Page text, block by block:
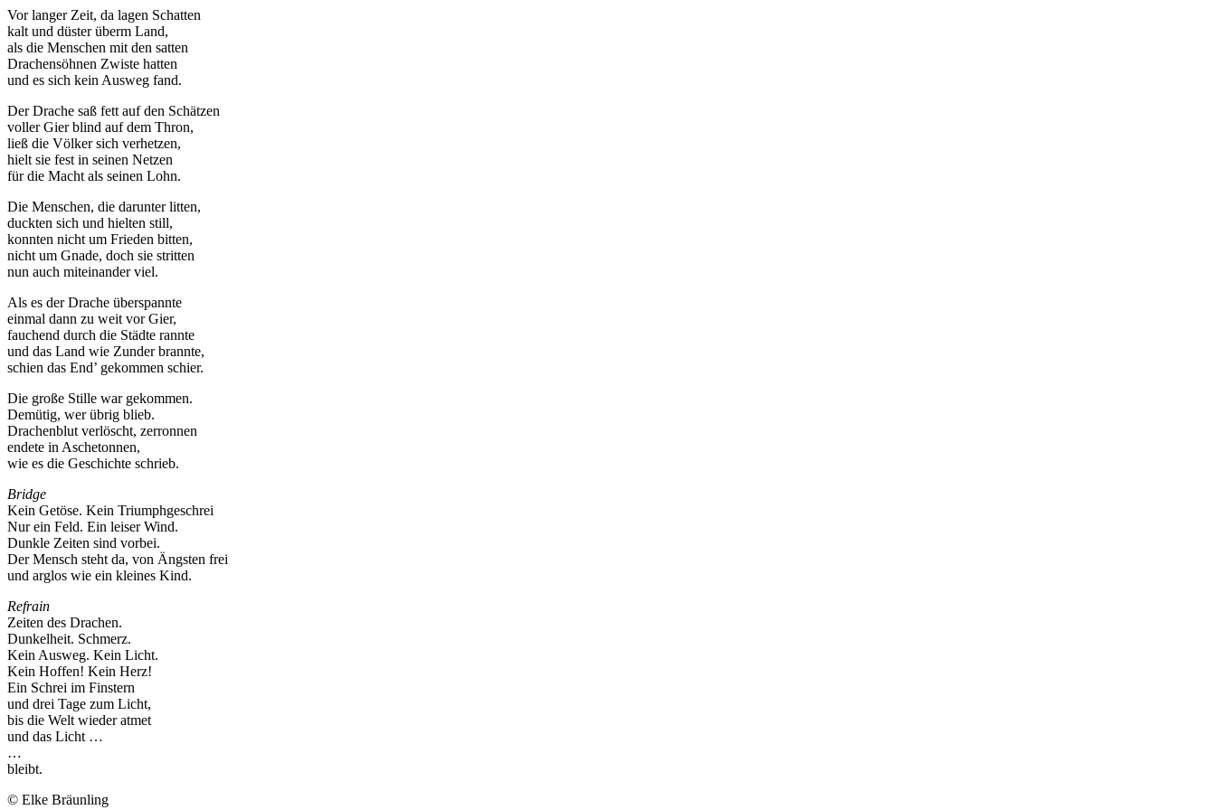
Vor langer Zeit, da lagen Schatten
kalt und düster überm Land,
als die Menschen mit den satten
Drachensöhnen Zwiste hatten
und es sich kein Ausweg fand.
Der Drache saß fett auf den Schätzen
voller Gier blind auf dem Thron,
ließ die Völker sich verhetzen,
hielt sie fest in seinen Netzen
für die Macht als seinen Lohn.
Die Menschen, die darunter litten,
duckten sich und hielten still,
konnten nicht um Frieden bitten,
nicht um Gnade, doch sie stritten
nun auch miteinander viel.
Als es der Drache überspannte
einmal dann zu weit vor Gier,
fauchend durch die Städte rannte
und das Land wie Zunder brannte,
schien das End’ gekommen schier.
Die große Stille war gekommen.
Demütig, wer übrig blieb.
Drachenblut verlöscht, zerronnen
endete in Aschetonnen,
wie es die Geschichte schrieb.
Bridge
Kein Getöse. Kein Triumphgeschrei
Nur ein Feld. Ein leiser Wind.
Dunkle Zeiten sind vorbei.
Der Mensch steht da, von Ängsten frei
und arglos wie ein kleines Kind.
Refrain
Zeiten des Drachen.
Dunkelheit. Schmerz.
Kein Ausweg. Kein Licht.
Kein Hoffen! Kein Herz!
Ein Schrei im Finstern
und drei Tage zum Licht,
bis die Welt wieder atmet
und das Licht …
…
bleibt.
© Elke Bräunling